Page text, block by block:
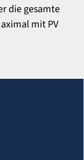
die gesamte
mit PV